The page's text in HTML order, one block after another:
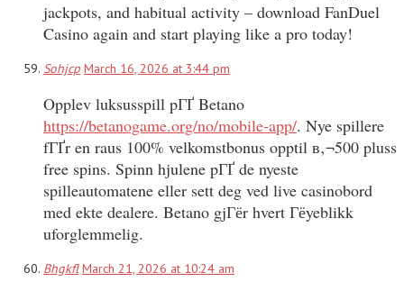
jackpots, and habitual activity – download FanDuel
Casino again and start playing like a pro today!
Sohjcp March 16, 2026 at 3:44 pm
Opplev luksusspill pГҐ Betano
https://betanogame.org/no/mobile-app/. Nye spillere
fГҐr en raus 100% velkomstbonus opptil в‚¬500 pluss
free spins. Spinn hjulene pГҐ de nyeste
spilleautomatene eller sett deg ved live casinobord
med ekte dealere. Betano gjГёr hvert Гёyeblikk
uforglemmelig.
Bhgkfl March 21, 2026 at 10:24 am